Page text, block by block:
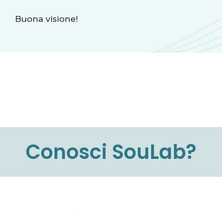
Buona visione!
Conosci SouLab?